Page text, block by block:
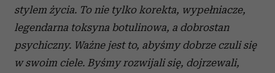
stylem życia. To nie tylko korekta, wypełniacze,
legendarna toksyna botulinowa, a dobrostan
psychiczny. Ważne jest to, abyśmy dobrze czuli się
w swoim ciele. Byśmy rozwijali się, dojrzewali,